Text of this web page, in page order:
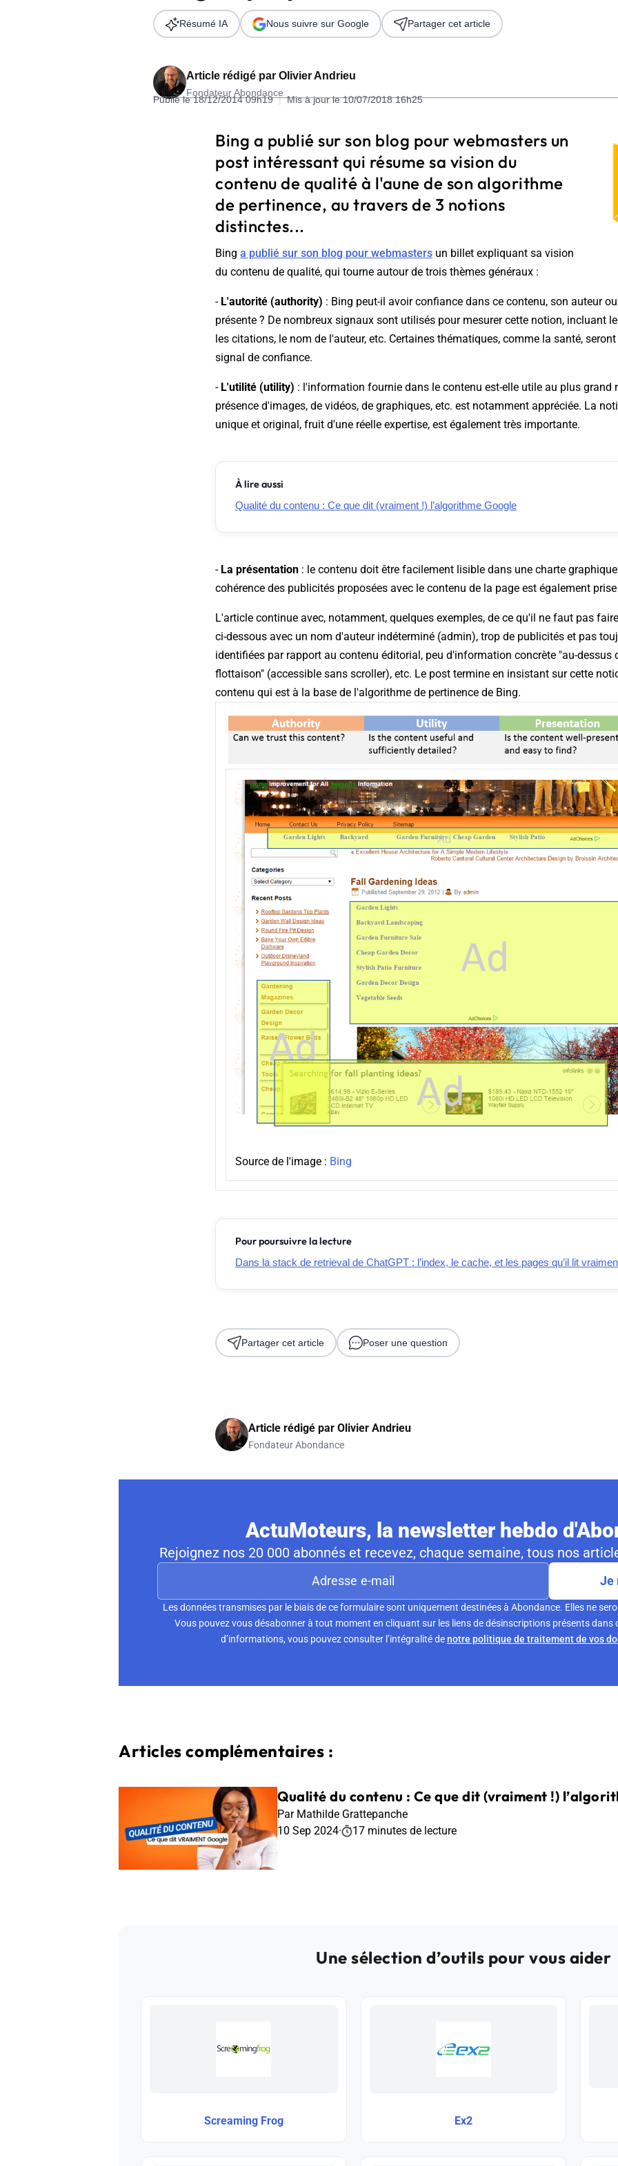
Télécharger l'Ebook
Formation SEO & GEO - Edition 2026
244.30€ HT au lieu de 349€ pendant 1 mois !
Article rédigé par Olivier Andrieu
Fondateur Abondance
Publié le 18/12/2014 09h19 | Mis à jour le 10/07/2018 16h25
Résumé IA Nous suivre sur Google Partager cet article
Bing a publié sur son blog pour webmasters un
post intéressant qui résume sa vision du
contenu de qualité à l'aune de son algorithme
de pertinence, au travers de 3 notions
distinctes...
Bing a publié sur son blog pour webmasters un billet expliquant sa vision
du contenu de qualité, qui tourne autour de trois thèmes généraux :
- L'autorité (authority) : Bing peut-il avoir confiance dans ce contenu, son auteur
présente ? De nombreux signaux sont utilisés pour mesurer cette notion, incluant
les citations, le nom de l'auteur, etc. Certaines thématiques, comme la santé,
signal de confiance.
- L'utilité (utility) : l'information fournie dans le contenu est-elle utile au plus grand
présence d'images, de vidéos, de graphiques, etc. est notamment appréciée. La
unique et original, fruit d'une réelle expertise, est également très importante.
À lire aussi
Qualité du contenu : Ce que dit (vraiment !) l’algorithme Google
- La présentation : le contenu doit être facilement lisible dans une charte
cohérence des publicités proposées avec le contenu de la page est également
L'article continue avec, notamment, quelques exemples, de ce qu'il ne faut pas
ci-dessous avec un nom d'auteur indéterminé (admin), trop de publicités et pas
identifiées par rapport au contenu éditorial, peu d'information concrète "au-dessus
flottaison" (accessible sans scroller), etc. Le post termine en insistant sur cette
contenu qui est à la base de l'algorithme de pertinence de Bing.
Source de l'image : Bing
Pour poursuivre la lecture
Dans la stack de retrieval de ChatGPT : l’index, le cache, et les pages qu’il lit
Partager cet article Poser une question
Article rédigé par Olivier Andrieu
Fondateur Abondance
ActuMoteurs, la newsletter hebdo
Rejoignez nos 20 000 abonnés et recevez, chaque semaine, tous nos
Je
Les données transmises par le biais de ce formulaire sont uniquement destinées à Abondance. Elles ne
Vous pouvez vous désabonner à tout moment en cliquant sur les liens de désinscriptions présents dans
d’informations, vous pouvez consulter l’intégralité denotre politique de traitement de vos
Articles complémentaires :
Qualité du contenu : Ce que dit (vraiment !)
Par Mathilde Grattepanche
10 Sep 2024· 17 minutes de lecture
Une sélection d’outils pour vous aider
Screaming Frog Ex2